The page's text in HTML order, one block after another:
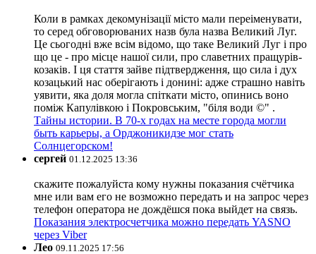
Коли в рамках декомунізації місто мали переіменувати,
то серед обговорюваних назв була назва Великий Луг.
Це сьогодні вже всім відомо, що таке Великий Луг і про
що це - про місце нашої сили, про славетних пращурів-
козаків. І ця стаття зайве підтвердження, що сила і дух
козацький нас оберігають і донині: адже страшно навіть
уявити, яка доля могла спіткати місто, опинись воно
поміж Капулівкою і Покровським, "біля води ©" .
Тайны истории. В 70-х годах на месте города могли
быть карьеры, а Орджоникидзе мог стать
Солнцегорском!
сергей 01.12.2025 13:36
скажите пожалуйста кому нужны показания счётчика
мне или вам его не возможно передать и на запрос через
телефон оператора не дождёшся пока выйдет на связь.
Показания электросчетчика можно передать YASNO
через Viber
Лео 09.11.2025 17:56